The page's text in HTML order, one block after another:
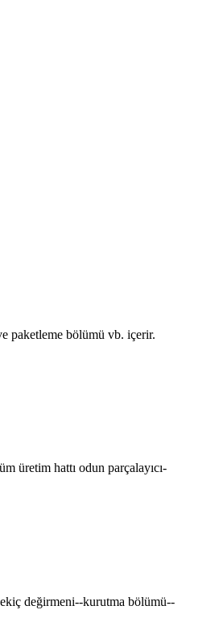
paketleme bölümü vb. içerir.
üretim hattı odun parçalayıcı-
değirmeni--kurutma bölümü--